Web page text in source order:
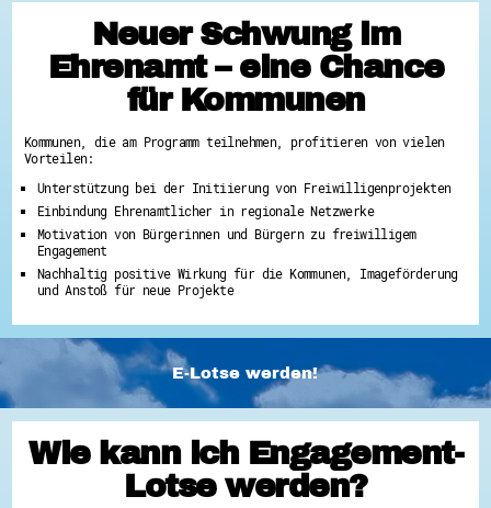
Neuer Schwung im
Ehrenamt – eine Chance
für Kommunen
Kommunen, die am Programm teilnehmen, profitieren von vielen
Vorteilen:
Unterstützung bei der Initiierung von Freiwilligenprojekten
Einbindung Ehrenamtlicher in regionale Netzwerke
Motivation von Bürgerinnen und Bürgern zu freiwilligem
Engagement
Nachhaltig positive Wirkung für die Kommunen, Imageförderung
und Anstoß für neue Projekte
E-Lotse werden!
Wie kann ich Engagement-
Lotse werden?